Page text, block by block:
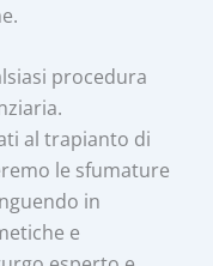
procedura
al trapianto di
le sfumature
in
e